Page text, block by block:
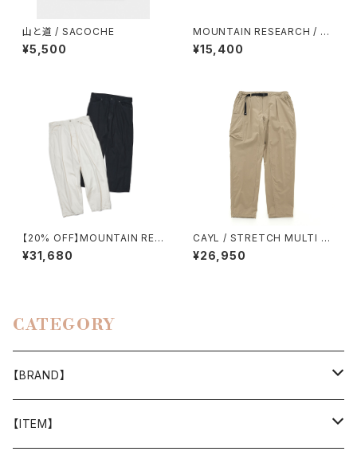
山と道 / SACOCHE
¥5,500
MOUNTAIN RESEARCH / RI
VET BELT
¥15,400
【20% OFF】MOUNTAIN RES
EARCH / MT 578
¥31,680
CAYL / STRETCH MULTI P
OCKET PANTS（BEIGE）
¥26,950
CATEGORY
【BRAND】
山と道
【ITEM】